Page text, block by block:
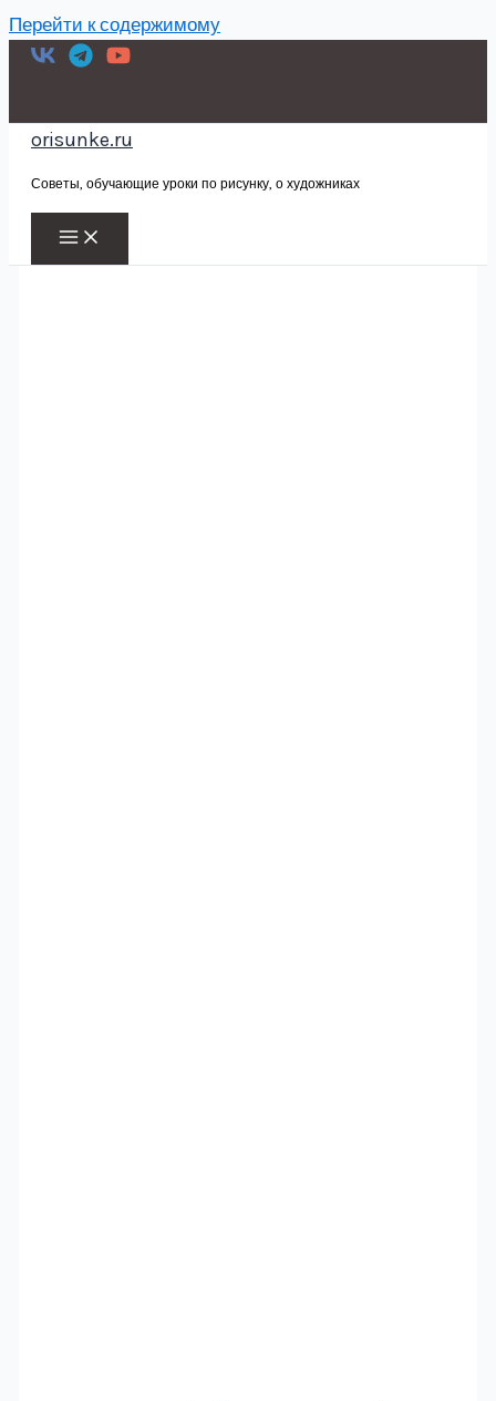
Перейти к содержимому
orisunke.ru
Советы, обучающие уроки по рисунку, о художниках